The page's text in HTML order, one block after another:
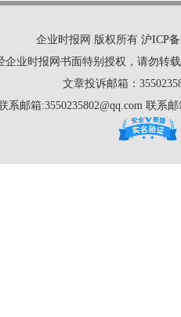
企业时报网 版权所有 沪ICP
企业时报网书面特别授权，请勿转
文章投诉邮箱：
系邮箱:3550235802@qq.com 联系